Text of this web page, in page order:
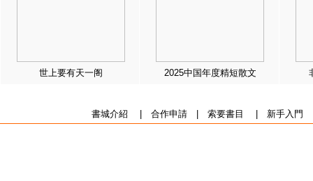
世上要有天一阁 2025中国年度精短散文
書城介紹 合作申請| 索要書目 新手入門